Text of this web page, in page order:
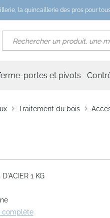
la quincaillerie des pros pour
portes et pivots
Traitement du bois
1 KG
complète